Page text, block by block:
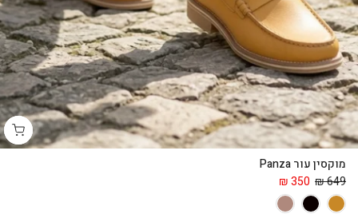
מוקסין עור Panza
649 ₪
350 ₪